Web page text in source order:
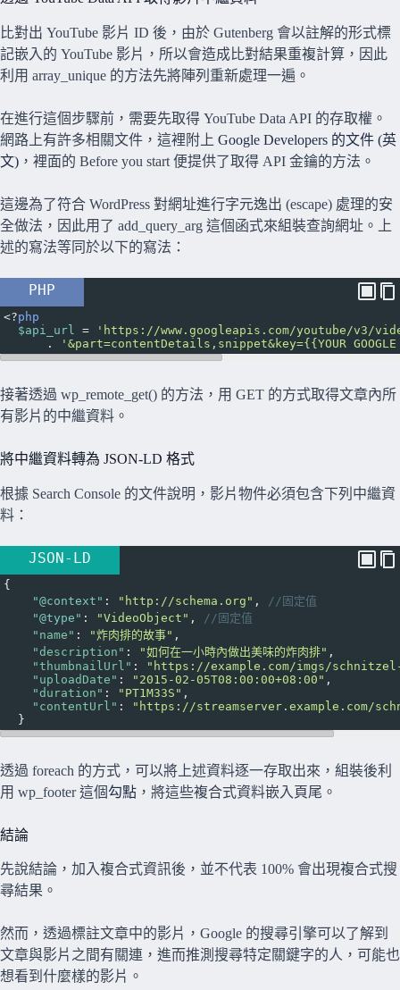
比對出 YouTube 影片 ID 後，由於 Gutenberg 會以註解的形式標
記嵌入的 YouTube 影片，所以會造成比對結果重複計算，因此
利用 array_unique 的方法先將陣列重新處理一遍。
在進行這個步驟前，需要先取得 YouTube Data API 的存取權。
網路上有許多相關文件，這裡附上 Google Developers 的文件 (英
文) ，裡面的 Before you start 便提供了取得 API 金鑰的方法。
這邊為了符合 WordPress 對網址進行字元逸出 (escape) 處理的安
全做法，因此用了 add_query_arg 這個函式來組裝查詢網址。上
述的寫法等同於以下的寫法：
PHP
<?php
$api_url
=
'https://www.googleapis.com/youtube/v3/
      .
'&part=contentDetails,snippet&key={{YOUR
接著透過 wp_remote_get() 的方法，用 GET 的方式取得文章內所
有影片的中繼資料。
將中繼資料轉為 JSON-LD 格式
根據 Search Console 的文件說明，影片物件必須包含下列中繼資
料：
JSON-LD
{
"@context" : "http://schema.org" ,
//固定值
"@type" : "VideoObject" ,
//固定值
"name" : "炸肉排的故事" ,
"description" : "如何在一小時內做出美味的炸肉排" ,
"thumbnailUrl" :
"https://example.com/imgs/
"uploadDate" : "2015-02-05T08:00:00+08:00" ,
"duration" : "PT1M33S" ,
"contentUrl" :
"https://streamserver.example.com/
  }
透過 foreach 的方式，可以將上述資料逐一存取出來，組裝後利
用 wp_footer 這個勾點 ，將這些複合式資料嵌入頁尾。
結論
先說結論，加入複合式資訊後，並不代表 100% 會出現複合式搜
尋結果。
然而，透過標註文章中的影片，Google 的搜尋引擎可以了解到
文章與影片之間有關連，進而推測搜尋特定關鍵字的人，可能也
想看到什麼樣的影片。